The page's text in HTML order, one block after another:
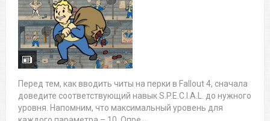
Перед тем, как вводить читы на перки в Fallout 4, сначала
доведите соответствующий навык S.P.E.C.I.A.L. до нужного
уровня. Напомним, что максимальный уровень для